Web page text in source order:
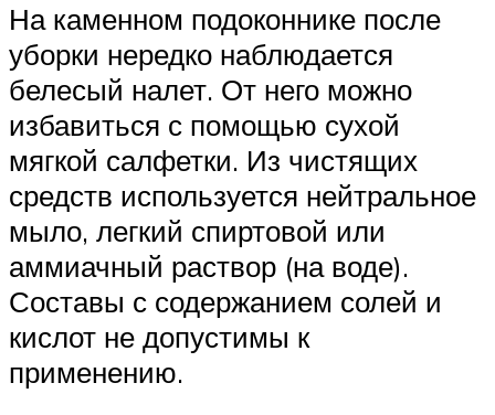
На каменном подоконнике после
уборки нередко наблюдается
белесый налет. От него можно
избавиться с помощью сухой
мягкой салфетки. Из чистящих
средств используется нейтральное
мыло, легкий спиртовой или
аммиачный раствор (на воде).
Составы с содержанием солей и
кислот не допустимы к
применению.